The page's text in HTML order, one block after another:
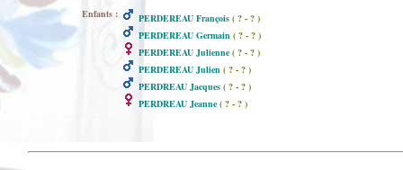
Enfants : PERDEREAU François ( ? - ? )
PERDEREAU Germain ( ? - ? )
PERDEREAU Julienne ( ? - ? )
PERDEREAU Julien ( ? - ? )
PERDREAU Jacques ( ? - ? )
PERDREAU Jeanne ( ? - ? )